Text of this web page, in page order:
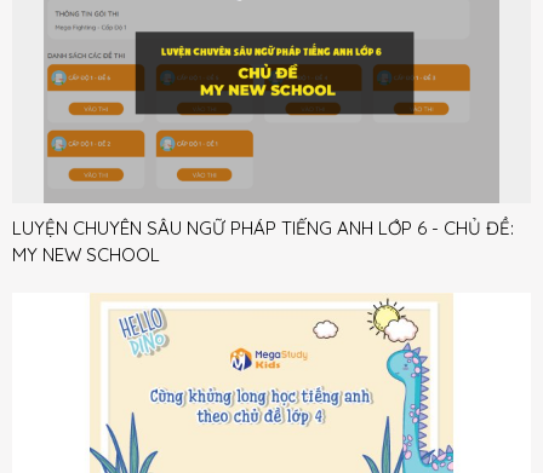
LUYỆN CHUYÊN SÂU NGỮ PHÁP TIẾNG ANH LỚP 6 - CHỦ ĐỀ:
MY NEW SCHOOL